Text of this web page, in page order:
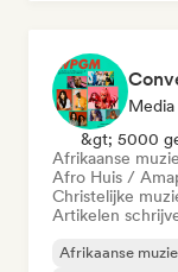
&gt; 5000
Afrikaanse
Afro Huis /
Christelijke
Artikelen
Afrikaanse